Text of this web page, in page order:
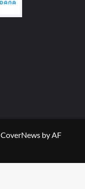
CoverNews by AF